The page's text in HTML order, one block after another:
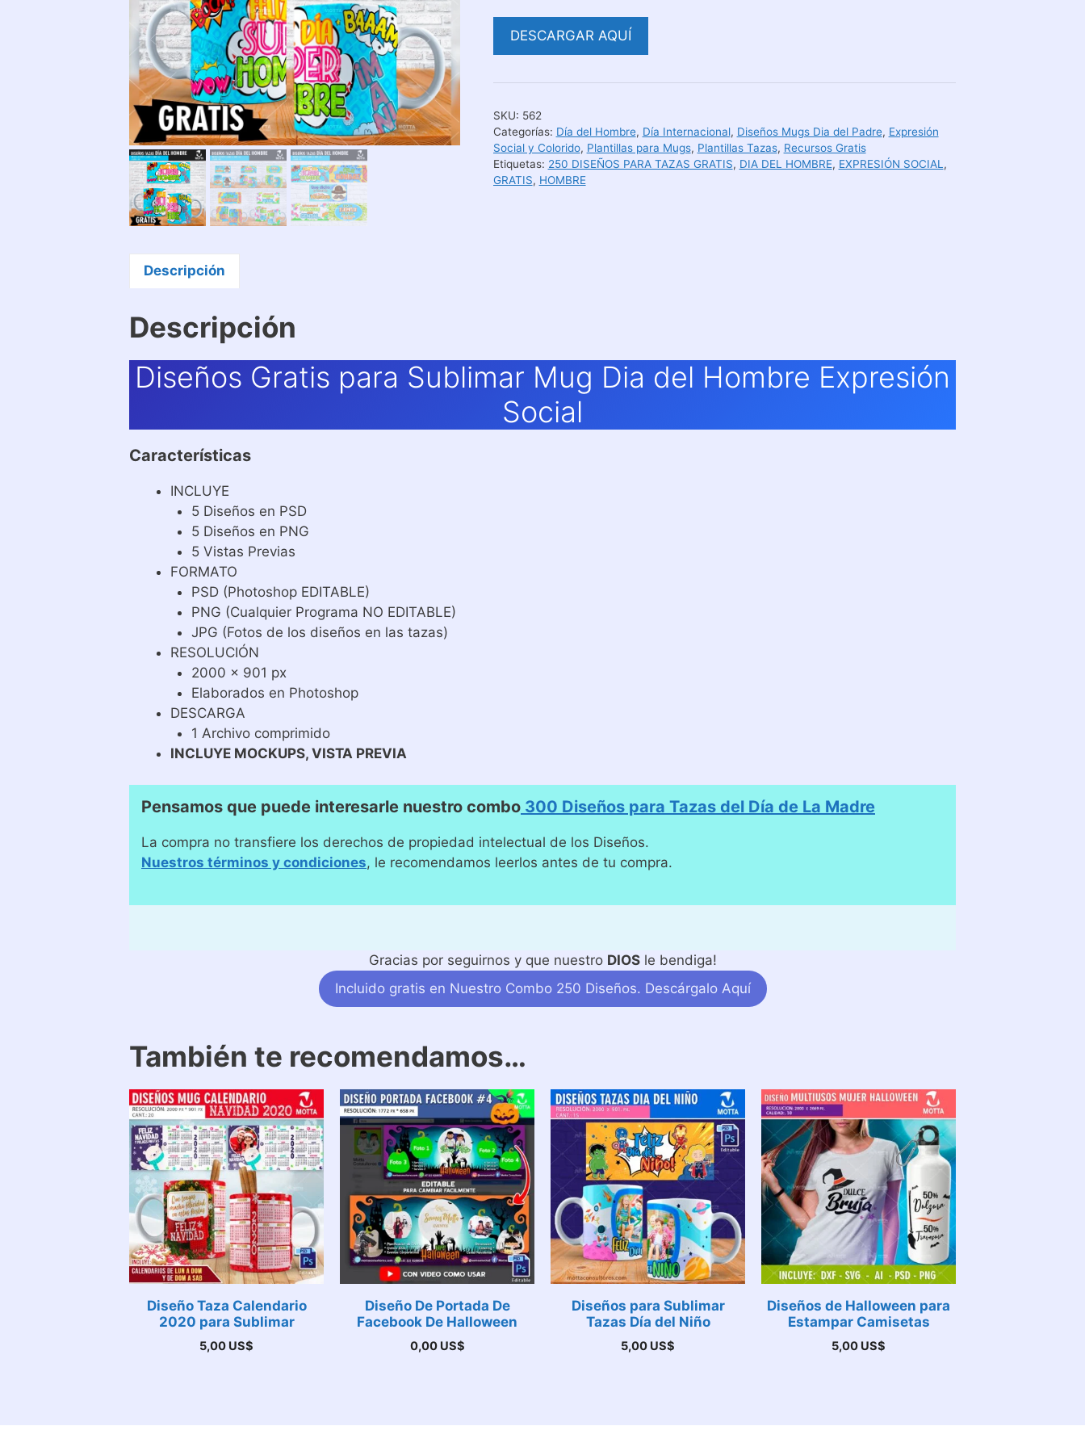
DESCARGAR AQUÍ
SKU: 562
Categorías: Día del Hombre, Día Internacional, Diseños Mugs Dia del Padre, Expresión
Social y Colorido, Plantillas para Mugs, Plantillas Tazas, Recursos Gratis
Etiquetas: 250 DISEÑOS PARA TAZAS GRATIS, DIA DEL HOMBRE, EXPRESIÓN SOCIAL ,
GRATIS, HOMBRE
Descripción
Descripción
Diseños Gratis para Sublimar Mug Dia del Hombre Expresión
Social
Características
INCLUYE
5 Diseños en PSD
5 Diseños en PNG
5 Vistas Previas
FORMATO
PSD (Photoshop EDITABLE)
PNG (Cualquier Programa NO EDITABLE)
JPG (Fotos de los diseños en las tazas)
RESOLUCIÓN
2000 x 901 px
Elaborados en Photoshop
DESCARGA
1 Archivo comprimido
INCLUYE MOCKUPS, VISTA PREVIA
Pensamos que puede interesarle nuestro combo 300 Diseños para Tazas del Día de La Madre
La compra no transfiere los derechos de propiedad intelectual de los Diseños.
Nuestros términos y condiciones, le recomendamos leerlos antes de tu compra.
Gracias por seguirnos y que nuestro DIOSle bendiga!
Incluido gratis en Nuestro Combo 250 Diseños. Descárgalo Aquí
También te recomendamos…
Diseño Taza Calendario
2020 para Sublimar
5,00 US$
Diseño De Portada De
Facebook De Halloween
0,00 US$
Diseños para Sublimar
Tazas Día del Niño
5,00 US$
Diseños de Halloween para
Estampar Camisetas
5,00 US$